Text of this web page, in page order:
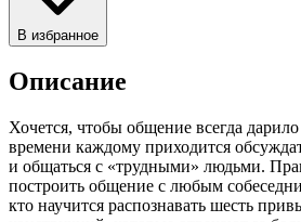
В избранное
Описание
Хочется, чтобы общение всегда
времени каждому приходится
и общаться с «трудными» людьми.
построить общение с любым
кто научится распознавать шесть